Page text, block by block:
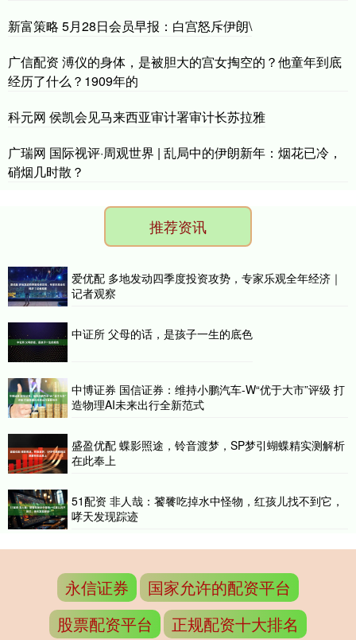
新富策略 5月28日会员早报：白宫怒斥伊朗\
广信配资 溥仪的身体，是被胆大的宫女掏空的？他童年到底
经历了什么？1909年的
科元网 侯凯会见马来西亚审计署审计长苏拉雅
广瑞网 国际视评·周观世界 | 乱局中的伊朗新年：烟花已冷，
硝烟几时散？
推荐资讯
爱优配 多地发动四季度投资攻势，专家乐观全年经济｜
记者观察
中证所 父母的话，是孩子一生的底色
中博证券 国信证券：维持小鹏汽车-W“优于大市”评级 打
造物理AI未来出行全新范式
盛盈优配 蝶影照途，铃音渡梦，SP梦引蝴蝶精实测解析
在此奉上
51配资 非人哉：饕餮吃掉水中怪物，红孩儿找不到它，
哮天发现踪迹
永信证券
国家允许的配资平台
股票配资平台
正规配资十大排名